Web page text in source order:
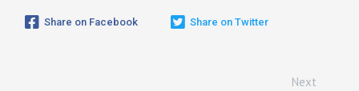
Share on Facebook Share on Twitter
Next